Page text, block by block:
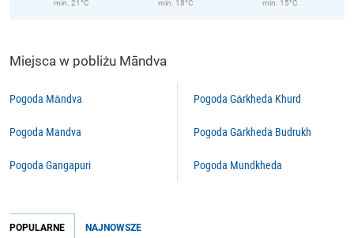
min. 21°C
min. 18°C
min. 15°C
Miejsca w pobliżu Māndva
Pogoda Māndva
Pogoda Mandva
Pogoda Gangapuri
Pogoda Gārkheda Khurd
Pogoda Gārkheda Budrukh
Pogoda Mundkheda
POPULARNE NAJNOWSZE